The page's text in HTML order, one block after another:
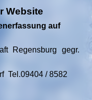
Website
auf
Regensburg gegr.
Tel.09404 / 8582